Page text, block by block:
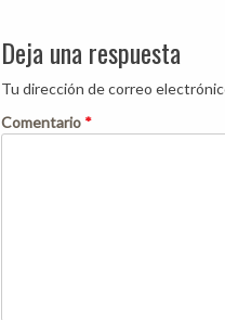
Deja una respuesta
Tu dirección de correo
Comentario *